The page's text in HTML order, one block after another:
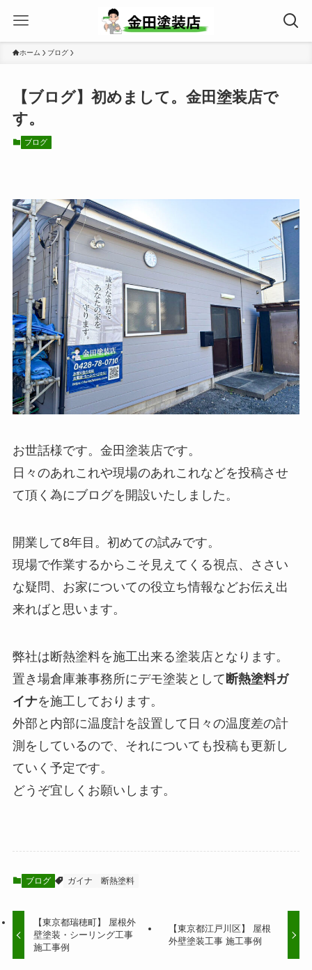
ホーム ブログ
【ブログ】初めまして。金田塗装店で
す。
ブログ
お世話様です。金田塗装店です。
日々のあれこれや現場のあれこれなどを投稿させ
て頂く為にブログを開設いたしました。
開業して8年目。初めての試みです。
現場で作業するからこそ見えてくる視点、ささい
な疑問、お家についての役立ち情報などお伝え出
来ればと思います。
弊社は断熱塗料を施工出来る塗装店となります。
置き場倉庫兼事務所にデモ塗装として 断熱塗料ガ
イナを施工しております。
外部と内部に温度計を設置して日々の温度差の計
測をしているので、それについても投稿も更新し
ていく予定です。
どうぞ宜しくお願いします。
ブログ ガイナ 断熱塗料
【東京都瑞穂町】 屋根外
壁塗装・シーリング工事
施工事例
【東京都江戸川区】 屋根
外壁塗装工事 施工事例